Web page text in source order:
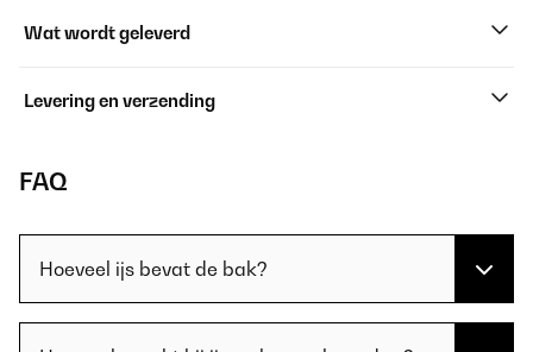
Wat wordt geleverd
Levering en verzending
FAQ
Hoeveel ijs bevat de bak?